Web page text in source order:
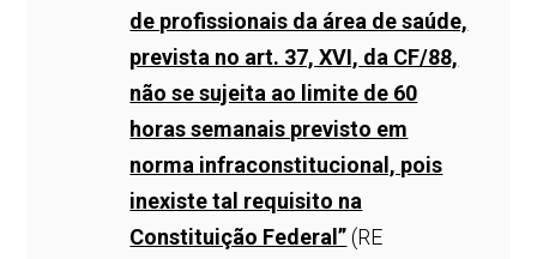
de profissionais da área de saúde,
prevista no art. 37, XVI, da CF/88,
não se sujeita ao limite de 60
horas semanais previsto em
norma infraconstitucional, pois
inexiste tal requisito na
Constituição Federal”(RE